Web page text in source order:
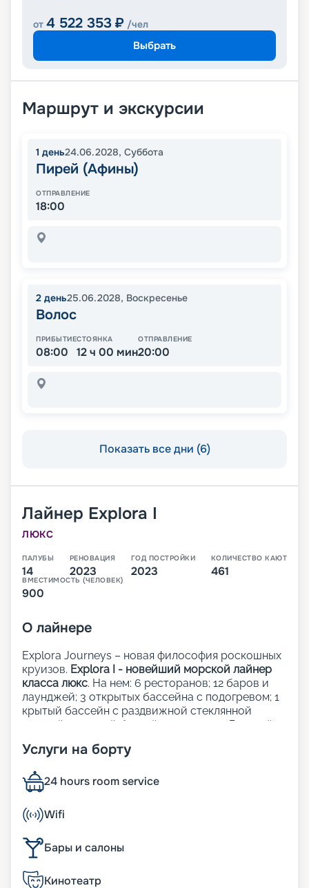
от 4 522 353 ₽ /чел
Выбрать
Маршрут и экскурсии
1 день24.06.2028, Суббота
Пирей (Афины)
ОТПРАВЛЕНИЕ
18:00
2 день25.06.2028, Воскресенье
Волос
ПРИБЫТИЕ
08:00
СТОЯНКА
12 ч 00 мин
ОТПРАВЛЕНИЕ
20:00
Показать все дни (6)
Лайнер Explora I
ЛЮКС
ПАЛУБЫ
14
РЕНОВАЦИЯ
2023
ГОД ПОСТРОЙКИ
2023
КОЛИЧЕСТВО КАЮТ
461
ВМЕСТИМОСТЬ (ЧЕЛОВЕК)
900
О лайнере
Explora Journeys – новая философия роскошных
круизов. Explora I - новейший морской лайнер
класса люкс. На нем: 6 ресторанов; 12 баров и
лаунджей; 3 открытых бассейна с подогревом; 1
крытый бассейн с раздвижной стеклянной
крышей; 1 крытый бассейн; 5 джакузи; Детский
Школа кулинарного мастерства;
Прачечная; Медицинский центр.
Рестораны, бары и лаунджи:
Кулинарные шедевры на борту Explora Journeys
объединяют лучшие традиции мировой
гастрономии, придавая каждому завтраку, обеду
и ужину уникальность и изящество. Независимо
Услуги на борту
24 hours room service
Wifi
Бары и салоны
Кинотеатр